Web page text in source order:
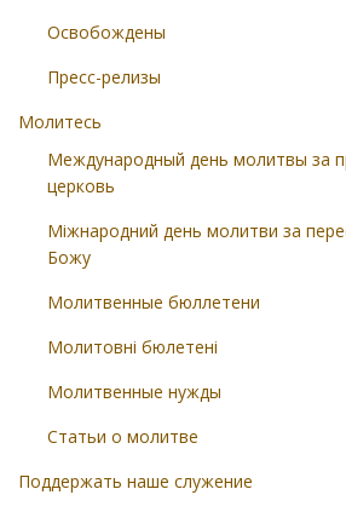
Освобождены
Пресс-релизы
Молитесь
Международный день молитвы за
церковь
Міжнародний день молитви за
Божу
Молитвенные бюллетени
Молитовні бюлетені
Молитвенные нужды
Статьи о молитве
Поддержать наше служение